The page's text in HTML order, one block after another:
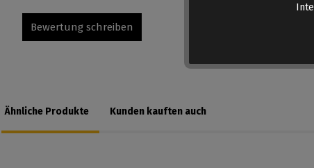
Bewertung schreiben
Ähnliche Produkte Kunden kauften auch